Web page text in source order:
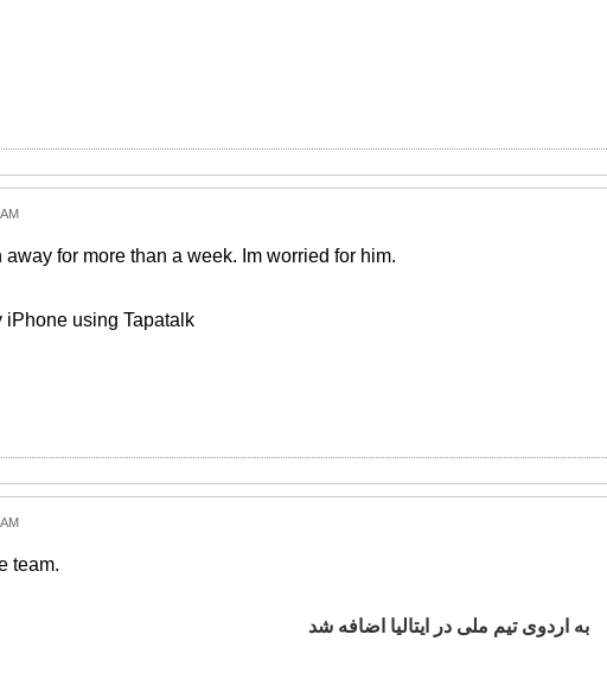
away for more than a week. Im worried for him.
iPhone using Tapatalk
team.
به اردوی تیم ملی در ایتالیا اضافه شد